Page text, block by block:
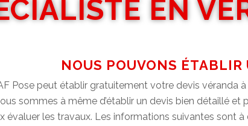
EN
NOUS POUVONS
Pose peut établir gratuitement votre devis
sommes à même d’établir un devis bien détaillé
évaluer les travaux. Les informations suivantes sont